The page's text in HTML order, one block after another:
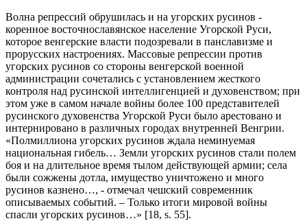
Волна репрессий обрушилась и на угорских русинов -
коренное восточнославянское население Угорской Руси,
которое венгерские власти подозревали в панславизме и
прорусских настроениях. Массовые репрессии против
угорских русинов со стороны венгерской военной
администрации сочетались с установлением жесткого
контроля над русинской интеллигенцией и духовенством; при
этом уже в самом начале войны более 100 представителей
русинского духовенства Угорской Руси было арестовано и
интернировано в различных городах внутренней Венгрии.
«Полмиллиона угорских русинов ждала неминуемая
национальная гибель… Земли угорских русинов стали полем
боя и на длительное время тылом действующей армии; села
были сожжены дотла, имущество уничтожено и много
русинов казнено…, - отмечал чешский современник
описываемых событий. – Только итоги мировой войны
спасли угорских русинов…» [18, s. 55].